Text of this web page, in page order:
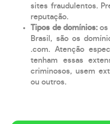
sites fraudulentos.
reputação.
Tipos de domínios:os
Brasil, são os
.com. Atenção
tenham essas
criminosos, usem
ou outros.